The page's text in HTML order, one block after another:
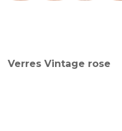
Verres Vintage rose